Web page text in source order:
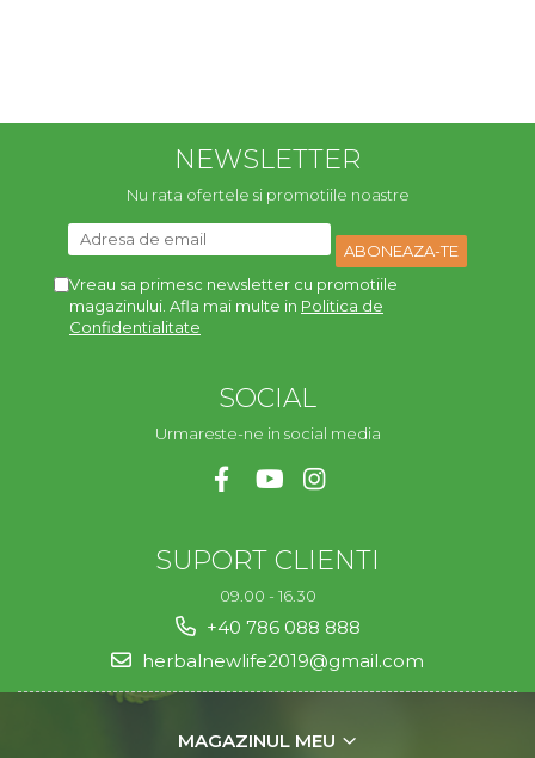
NEWSLETTER
Nu rata ofertele si promotiile noastre
Vreau sa primesc newsletter cu promotiile
magazinului. Afla mai multe in Politica de
Confidentialitate
SOCIAL
Urmareste-ne in social media
SUPORT CLIENTI
09.00 - 16.30
+40 786 088 888
herbalnewlife2019@gmail.com
MAGAZINUL MEU